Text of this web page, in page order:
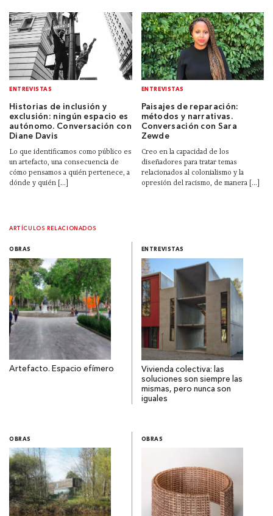
ENTREVISTAS
Historias de inclusión y
exclusión: ningún espacio es
autónomo. Conversación con
Diane Davis
Lo que identificamos como público es
un artefacto, una consecuencia de
cómo pensamos a quién pertenece, a
dónde y quién [...]
ENTREVISTAS
Paisajes de reparación:
métodos y narrativas.
Conversación con Sara
Zewde
Creo en la capacidad de los
diseñadores para tratar temas
relacionados al colonialismo y la
opresión del racismo, de manera [...]
ARTÍCULOS RELACIONADOS
OBRAS
Artefacto. Espacio efímero
ENTREVISTAS
Vivienda colectiva: las
soluciones son siempre las
mismas, pero nunca son
iguales
OBRAS OBRAS